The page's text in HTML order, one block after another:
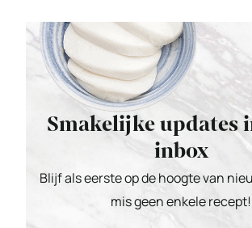
Smakelijke updates
inbox
Blijf als eerste op de hoogte van
mis geen enkele recept!